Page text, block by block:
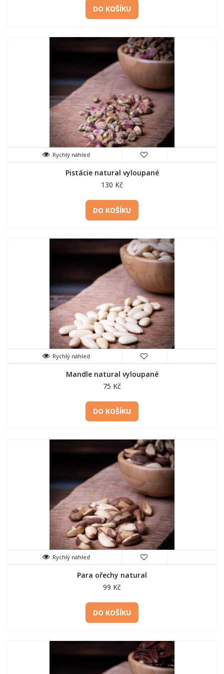
DO KOŠÍKU
Rychlý náhled
Pistácie natural vyloupané
130 Kč
DO KOŠÍKU
Rychlý náhled
Mandle natural vyloupané
75 Kč
DO KOŠÍKU
Rychlý náhled
Para ořechy natural
99 Kč
DO KOŠÍKU